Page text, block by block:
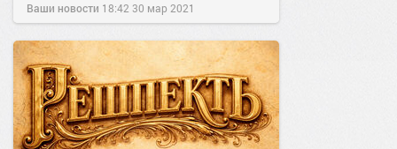
Ваши новости 18:42 30 мар 2021